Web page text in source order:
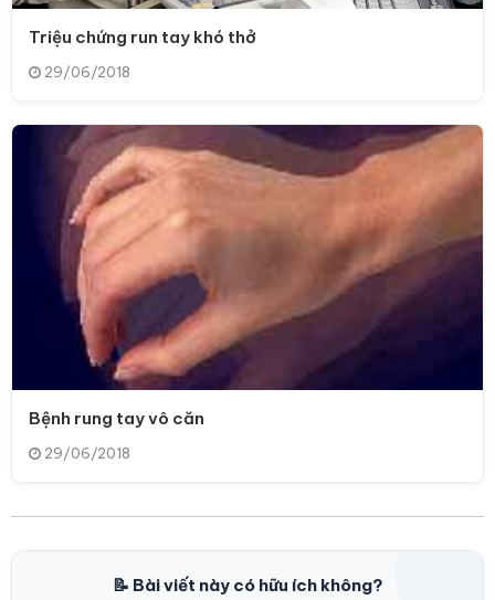
Triệu chứng run tay khó thở
29/06/2018
Bệnh rung tay vô căn
29/06/2018
📝 Bài viết này có hữu ích không?